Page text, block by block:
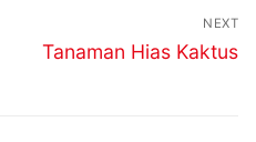
NEXT
Next
Tanaman Hias Kaktus